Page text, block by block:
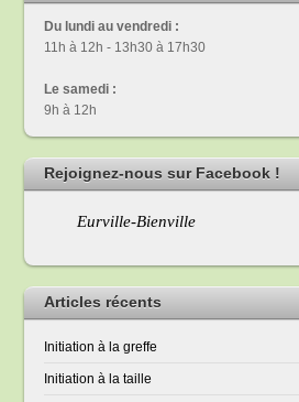
Du lundi au vendredi :
11h à 12h - 13h30 à 17h30
Le samedi :
9h à 12h
Rejoignez-nous sur Facebook !
Eurville-Bienville
Articles récents
Initiation à la greffe
Initiation à la taille